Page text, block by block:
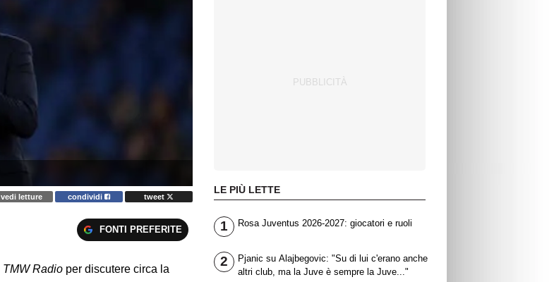
vedi letture condividi tweet
FONTI PREFERITE
TMW Radio per discutere circa la
LE PIÙ LETTE
1 Rosa Juventus 2026-2027: giocatori e ruoli
2
Pjanic su Alajbegovic: "Su di lui c'erano anche
altri club, ma la Juve è sempre la Juve..."